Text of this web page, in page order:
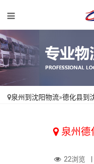
泉州到沈阳物流»德化县到
泉州德
22浏览 |